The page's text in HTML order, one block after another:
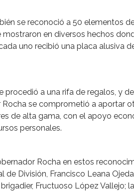
se reconoció a 50 elementos
en diversos hechos
uno recibió una placa alusiva
procedió a una rifa de regalos, y
se comprometió a aportar
de alta gama, con el apoyo
personales.
Rocha en estos
de División, Francisco Leana
Fructuoso López Vallejo;